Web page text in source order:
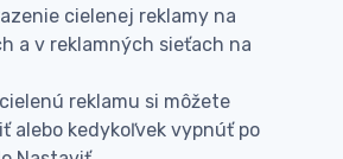
cielenej reklamy na
a v reklamných sieťach na
reklamu si môžete
alebo kedykoľvek vypnúť po